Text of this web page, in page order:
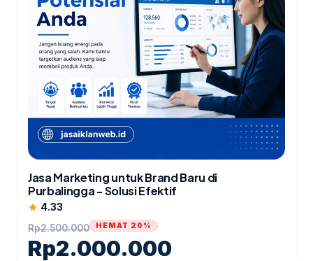
Jasa Marketing untuk Brand Baru di
Purbalingga - Solusi Efektif
star 4.33
Rp2.500.000
Rp2.000.000
HEMAT 20%